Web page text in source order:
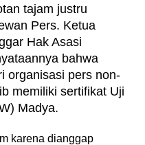
tajam justru
Pers. Ketua
Hak Asasi
bahwa
organisasi pers non-
memiliki sertifikat Uji
Madya.
karena dianggap